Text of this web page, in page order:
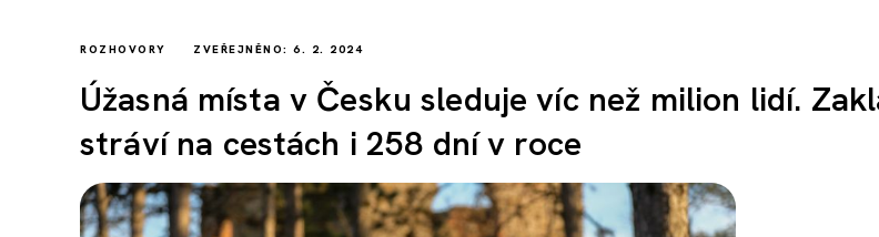
ROZHOVORY ZVEŘEJNĚNO: 6. 2. 2024
Úžasná místa v Česku sleduje víc než milion lidí.
stráví na cestách i 258 dní v roce